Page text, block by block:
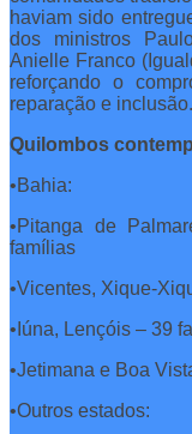
haviam sido
dos ministros
Anielle Franco
reforçando o
reparação e inclusão.
Quilombos
•Bahia:
•Pitanga de
famílias
•Vicentes, Xique-
•Iúna, Lençóis – 39
•Jetimana e Boa
•Outros estados: